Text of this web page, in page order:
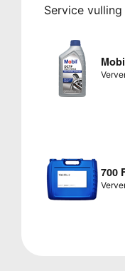
Service
700